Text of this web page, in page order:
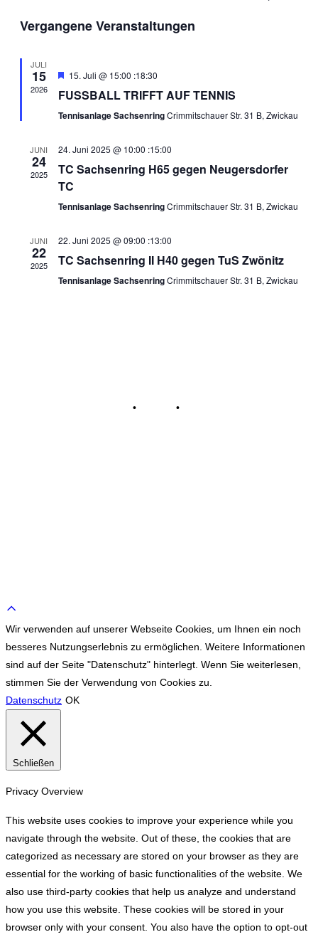
wählen.
Vergangene Veranstaltungen
JULI
15
2026
Hervorgehoben
15. Juli @ 15:00 :18:30
FUSSBALL TRIFFT AUF TENNIS
Tennisanlage SachsenringCrimmitschauer Str. 31 B, Zwickau
JUNI
24
2025
24. Juni 2025 @ 10:00 :15:00
TC Sachsenring H65 gegen Neugersdorfer
TC
Tennisanlage SachsenringCrimmitschauer Str. 31 B, Zwickau
JUNI
22
2025
22. Juni 2025 @ 09:00 :13:00
TC Sachsenring II H40 gegen TuS Zwönitz
Tennisanlage SachsenringCrimmitschauer Str. 31 B, Zwickau
• •
to
top
Wir verwenden auf unserer Webseite Cookies, um Ihnen ein noch
besseres Nutzungserlebnis zu ermöglichen. Weitere Informationen
sind auf der Seite "Datenschutz" hinterlegt. Wenn Sie weiterlesen,
stimmen Sie der Verwendung von Cookies zu.
Datenschutz OK
Schließen
Privacy Overview
This website uses cookies to improve your experience while you
navigate through the website. Out of these, the cookies that are
categorized as necessary are stored on your browser as they are
essential for the working of basic functionalities of the website. We
also use third-party cookies that help us analyze and understand
how you use this website. These cookies will be stored in your
browser only with your consent. You also have the option to opt-out